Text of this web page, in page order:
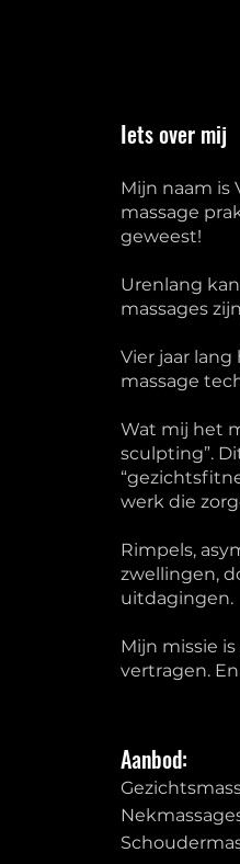
Iets over mij
Mijn naam is
massage
geweest!
Urenlang
massages
Vier jaar
massage
Wat mij het
sculpting”.
werk die
Rimpels,
zwellingen,
uitdagingen.
Mijn missie
vertragen.
Aanbod: